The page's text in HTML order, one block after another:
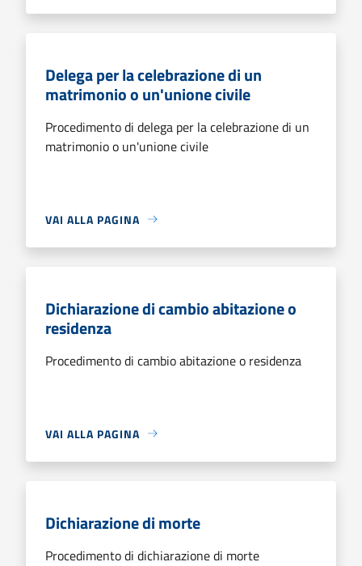
Delega per la celebrazione di un
matrimonio o un'unione civile
Procedimento di delega per la celebrazione di un
matrimonio o un'unione civile
VAI ALLA PAGINA
Dichiarazione di cambio abitazione o
residenza
Procedimento di cambio abitazione o residenza
VAI ALLA PAGINA
Dichiarazione di morte
Procedimento di dichiarazione di morte